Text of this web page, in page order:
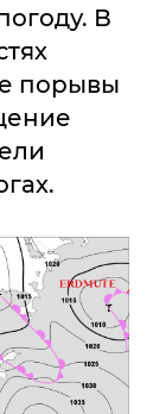
В
порывы